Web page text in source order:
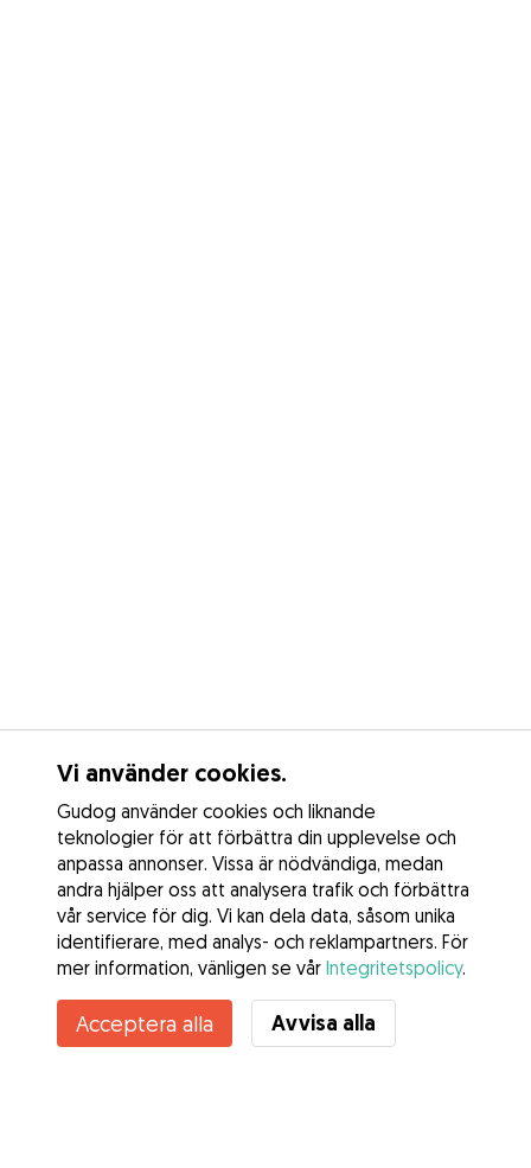
Kontakta Desislava
Känner du till Gudogs fördelar? Se mer
Vi använder cookies.
Gudog använder cookies och liknande
teknologier för att förbättra din upplevelse och
anpassa annonser. Vissa är nödvändiga, medan
andra hjälper oss att analysera trafik och förbättra
vår service för dig. Vi kan dela data, såsom unika
identifierare, med analys- och reklampartners. För
mer information, vänligen se vår Integritetspolicy.
Acceptera alla Avvisa alla